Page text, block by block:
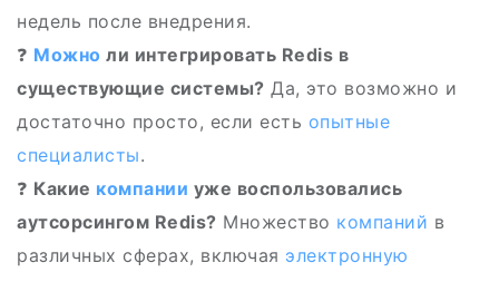
недель после внедрения.
❓ Можно ли интегрировать Redis в
существующие системы? Да, это возможно и
достаточно просто, если есть опытные
специалисты.
❓ Какие компании уже воспользовались
аутсорсингом Redis? Множество компаний в
различных сферах, включая электронную